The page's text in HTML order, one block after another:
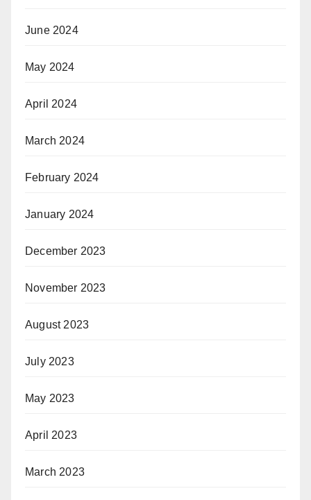
June 2024
May 2024
April 2024
March 2024
February 2024
January 2024
December 2023
November 2023
August 2023
July 2023
May 2023
April 2023
March 2023